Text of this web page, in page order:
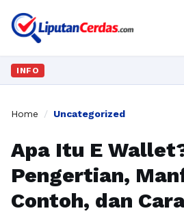
INFO
Home / Uncategorized
Apa Itu E
Pengertian,
Contoh, dan